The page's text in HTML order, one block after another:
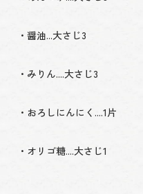
・醤油...大さじ3
・みりん....大さじ3
・おろしにんにく....1片
・オリゴ糖....大さじ1